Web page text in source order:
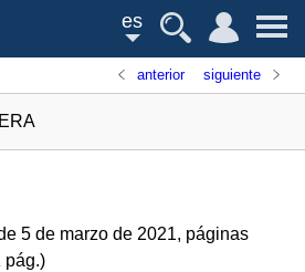
es
anterior siguiente
5 de marzo de 2021, páginas
pág.)